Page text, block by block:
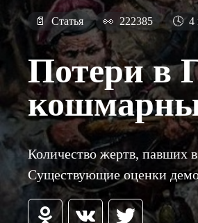
📄 Статья 👀 222385 🕓 4
Потери в
Количество жертв, павших
Существующие оценки